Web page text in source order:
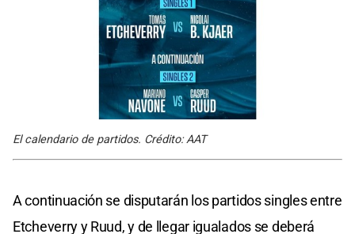
El calendario de partidos. Crédito: AAT
A continuación se disputarán los partidos singles entre
Etcheverry y Ruud, y de llegar igualados se deberá